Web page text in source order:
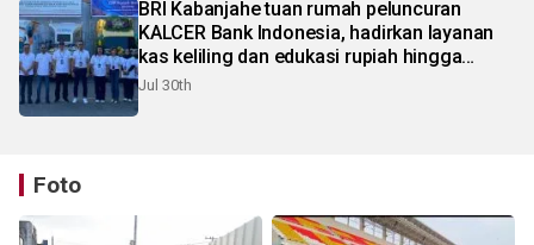
BRI Kabanjahe tuan rumah peluncuran
KALCER Bank Indonesia, hadirkan layanan
kas keliling dan edukasi rupiah hingga
pelosok Karo
Jul 30th
Foto